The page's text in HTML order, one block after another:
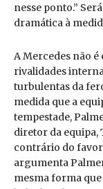
nesse ponto.”
dramática à
A Mercedes não é
rivalidades
turbulentas da
medida que a
tempestade,
diretor da equipa,
contrário do
argumenta
mesma forma